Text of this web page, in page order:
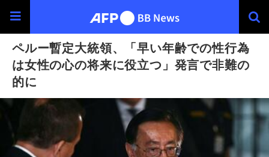
ペルー暫定大統領、「早い年齢での性行為
は女性の心の将来に役立つ」発言で非難の
的に